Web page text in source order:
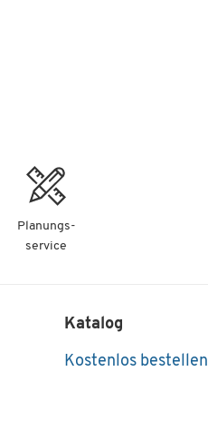
Planungs-
service
Katalog
Kostenlos bestellen